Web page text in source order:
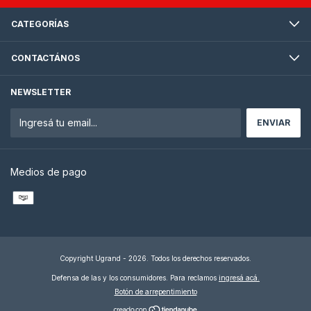
CATEGORÍAS
CONTACTÁNOS
NEWSLETTER
Medios de pago
Copyright Ugrand - 2026. Todos los derechos reservados.
Defensa de las y los consumidores. Para reclamos ingresá acá.
Botón de arrepentimiento